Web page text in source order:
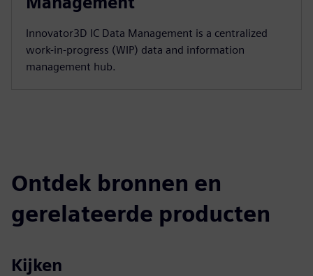
Innovator3D IC Data Management is a centralized
work-in-progress (WIP) data and information
management hub.
Ontdek bronnen en
gerelateerde producten
Kijken